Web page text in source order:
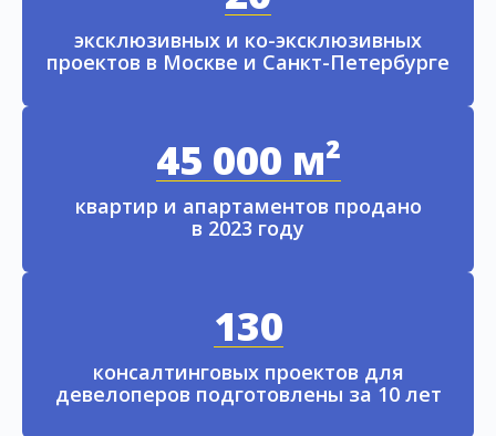
эксклюзивных и ко-эксклюзивных
проектов в Москве и Санкт-Петербурге
45 000 м²
квартир и апартаментов продано
в 2023 году
130
консалтинговых проектов для
девелоперов подготовлены за 10 лет